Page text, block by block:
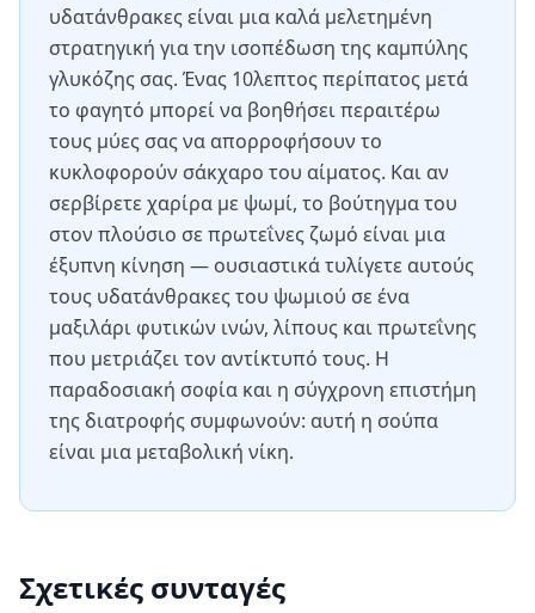
υδατάνθρακες είναι μια καλά μελετημένη
στρατηγική για την ισοπέδωση της καμπύλης
γλυκόζης σας. Ένας 10λεπτος περίπατος μετά
το φαγητό μπορεί να βοηθήσει περαιτέρω
τους μύες σας να απορροφήσουν το
κυκλοφορούν σάκχαρο του αίματος. Και αν
σερβίρετε χαρίρα με ψωμί, το βούτηγμα του
στον πλούσιο σε πρωτεΐνες ζωμό είναι μια
έξυπνη κίνηση — ουσιαστικά τυλίγετε αυτούς
τους υδατάνθρακες του ψωμιού σε ένα
μαξιλάρι φυτικών ινών, λίπους και πρωτεΐνης
που μετριάζει τον αντίκτυπό τους. Η
παραδοσιακή σοφία και η σύγχρονη επιστήμη
της διατροφής συμφωνούν: αυτή η σούπα
είναι μια μεταβολική νίκη.
Σχετικές συνταγές